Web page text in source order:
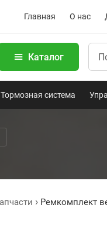
Главная О нас
Каталог
Тормозная система
Ремкомплект